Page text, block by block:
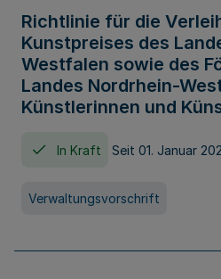
Richtlinie für die
Kunstpreises des
Westfalen sowie des
Landes Nordrhein-
Künstlerinnen und
In Kraft Seit 01. Januar
Verwaltungsvorschrift